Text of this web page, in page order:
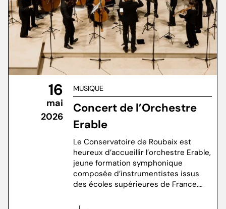
16
mai
2026
MUSIQUE
Concert de l’Orchestre
Erable
Le Conservatoire de Roubaix est
heureux d’accueillir l’orchestre Erable,
jeune formation symphonique
composée d’instrumentistes issus
des écoles supérieures de France.…